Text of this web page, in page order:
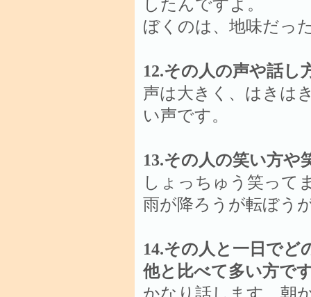
したんですよ。
ぼくのは、地味だっ
12.その人の声や話し
声は大きく、はきは
い声です。
13.その人の笑い方や
しょっちゅう笑って
雨が降ろうが転ぼう
14.その人と一日で
他と比べて多い方で
かなり話します。朝